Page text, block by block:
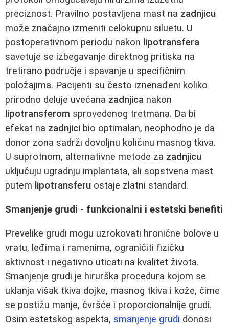
preciznost. Pravilno postavljena mast na zadnjicu
može značajno izmeniti celokupnu siluetu. U
postoperativnom periodu nakon lipotransfera
savetuje se izbegavanje direktnog pritiska na
tretirano područje i spavanje u specifičnim
položajima. Pacijenti su često iznenađeni koliko
prirodno deluje uvećana zadnjica nakon
lipotransferom sprovedenog tretmana. Da bi
efekat na zadnjici bio optimalan, neophodno je da
donor zona sadrži dovoljnu količinu masnog tkiva.
U suprotnom, alternativne metode za zadnjicu
uključuju ugradnju implantata, ali sopstvena mast
putem lipotransferu ostaje zlatni standard.
Smanjenje grudi - funkcionalni i estetski benefiti
Prevelike grudi mogu uzrokovati hronične bolove u
vratu, leđima i ramenima, ograničiti fizičku
aktivnost i negativno uticati na kvalitet života.
Smanjenje grudi je hirurška procedura kojom se
uklanja višak tkiva dojke, masnog tkiva i kože, čime
se postižu manje, čvršće i proporcionalnije grudi.
Osim estetskog aspekta, smanjenje grudi donosi